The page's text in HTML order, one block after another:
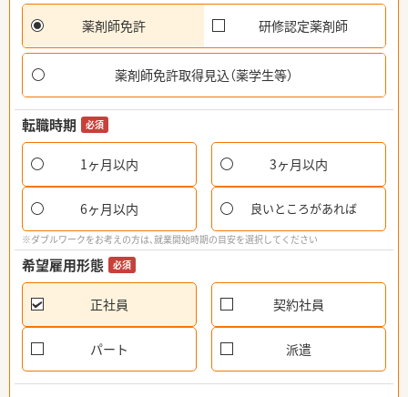
薬剤師免許 研修認定薬剤師
薬剤師免許取得見込（薬学生等）
転職時期 必須
1ヶ月以内 3ヶ月以内
6ヶ月以内 良いところがあれば
※ダブルワークをお考えの方は、就業開始時期の目安を選択してください
希望雇用形態 必須
正社員 契約社員
パート 派遣